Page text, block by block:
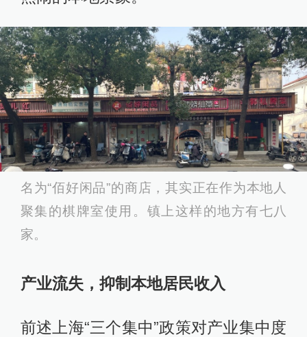
名为“佰好闲品”的商店，其实正在作为本地人
聚集的棋牌室使用。镇上这样的地方有七八
家。
产业流失，抑制本地居民收入
前述上海“三个集中”政策对产业集中度